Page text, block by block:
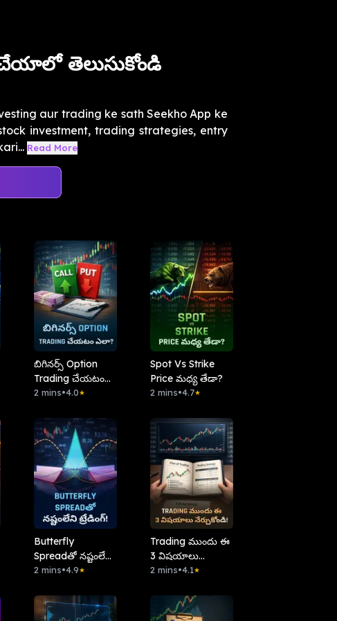
చేయాలో తెలుసుకోండి
aur trading ke sath Seekho App ke
investment, trading strategies, entry
Read More
బిగినర్స్ Option
Trading చేయటం
ఎలా?
2 mins•4.0★
Spot Vs Strike
Price మధ్య తేడా?
2 mins•4.7★
Butterfly
Spreadతో నష్టంలేని
ట్రేడింగ్!
2 mins•4.9★
Trading ముందు ఈ
3 విషయాలు
నేర్చుకోండి!
2 mins•4.1★